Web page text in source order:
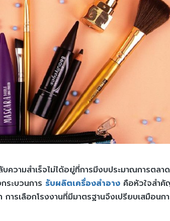
วามสำเร็จไม่ได้อยู่ที่การมีงบประมาณการตลาด
ะบวนการ รับผลิตเครื่องสำอาง คือหัวใจสำ
ารเลือกโรงงานที่มีมาตรฐานจึงเปรียบเสมือนก